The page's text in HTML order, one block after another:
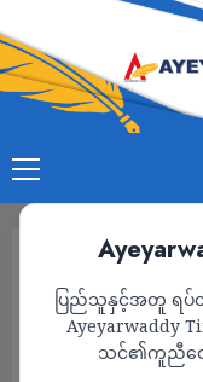
ပြည်သူနှင့်အတူ ရ
သင်၏ကူညီထ